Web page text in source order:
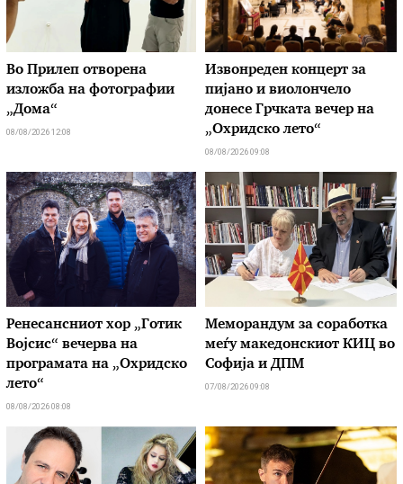
Во Прилеп отворена
изложба на фотографии
„Дома“
08/08/2026 12:08
Извонреден концерт за
пијано и виолончело
донесе Грчката вечер на
„Охридско лето“
08/08/2026 09:08
Ренесансниот хор „Готик
Војсис“ вечерва на
програмата на „Охридско
лето“
08/08/2026 08:08
Меморандум за соработка
меѓу македонскиот КИЦ во
Софија и ДПМ
07/08/2026 09:08